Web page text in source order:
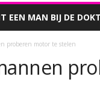
EEN MAN BIJ DE
proberen motor te stelen